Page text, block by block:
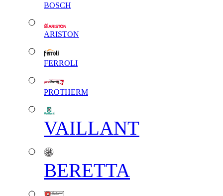
BOSCH
ARISTON
FERROLI
PROTHERM
VAILLANT
BERETTA